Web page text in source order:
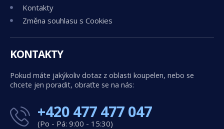
Kontakty
Změna souhlasu s Cookies
KONTAKTY
Pokud máte jakýkoliv dotaz z oblasti koupelen, nebo se
chcete jen poradit, obraťte se na nás:
+420 477 477 047
(Po - Pá: 9:00 - 15:30)